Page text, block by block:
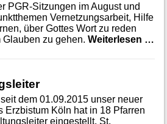
PGR-Sitzungen im August und
Vernetzungsarbeit, Hilfe
über Gottes Wort zu reden
zu gehen. Weiterlesen …
dem 01.09.2015 unser neuer
Erzbistum Köln hat in 18 Pfarren
eingestellt. St.